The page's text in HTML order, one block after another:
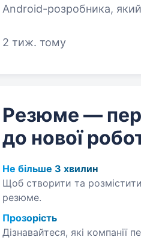
Android-розробника,
мобільне…
2 тиж. тому
Резюме —
до нової
Не більше 3 хвилин
Щоб створити та
резюме.
Прозорість
Дізнавайтеся, які компанії